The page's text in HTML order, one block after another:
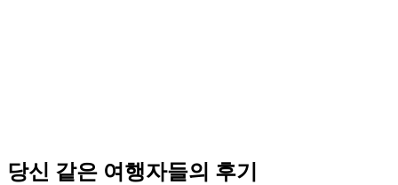
당신 같은 여행자들의 후기